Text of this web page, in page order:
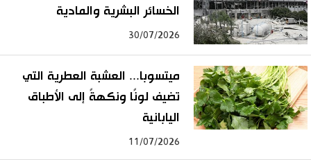
الخسائر البشرية والمادية
30/07/2026
ميتسوبا... العشبة العطرية التي
تضيف لونًا ونكهةً إلى الأطباق
اليابانية
11/07/2026